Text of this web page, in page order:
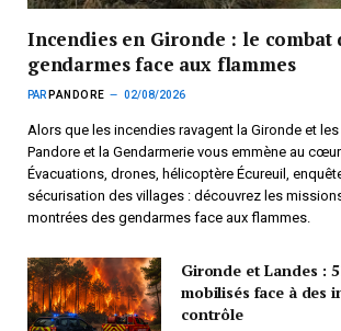
Incendies en Gironde : le combat
gendarmes face aux flammes
PAR PANDORE 02/08/2026
Alors que les incendies ravagent la Gironde et
Pandore et la Gendarmerie vous emmène au
Évacuations, drones, hélicoptère Écureuil,
sécurisation des villages : découvrez les
montrées des gendarmes face aux flammes.
Gironde et Landes :
mobilisés face à des
contrôle